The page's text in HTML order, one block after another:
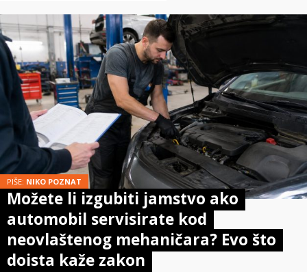
PIŠE: NIKO POZNAT
Možete li izgubiti jamstvo ako
automobil servisirate kod
neovlaštenog mehaničara? Evo što
doista kaže zakon